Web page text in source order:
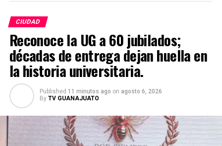
CIUDAD
Reconoce la UG a 60 jubilados;
décadas de entrega dejan huella en
la historia universitaria.
Published 11 minutos ago on agosto 6, 2026
By TV GUANAJUATO